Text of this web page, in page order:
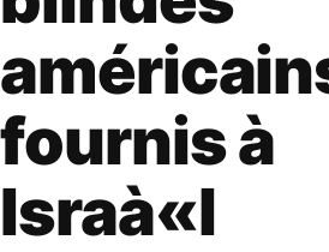
fournis à
Israà«l